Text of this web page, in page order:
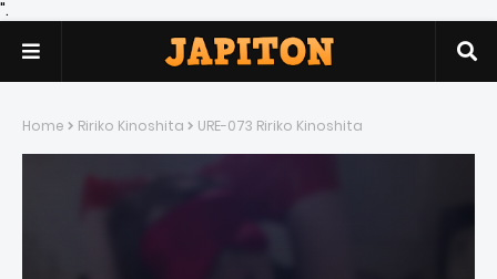
".
Home Ririko Kinoshita URE-073 Ririko Kinoshita